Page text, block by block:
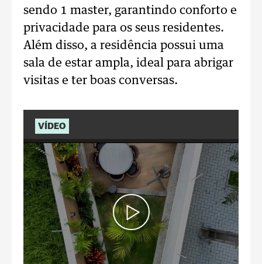
sendo 1 master, garantindo conforto e
privacidade para os seus residentes.
Além disso, a residência possui uma
sala de estar ampla, ideal para abrigar
visitas e ter boas conversas.
VÍDEO